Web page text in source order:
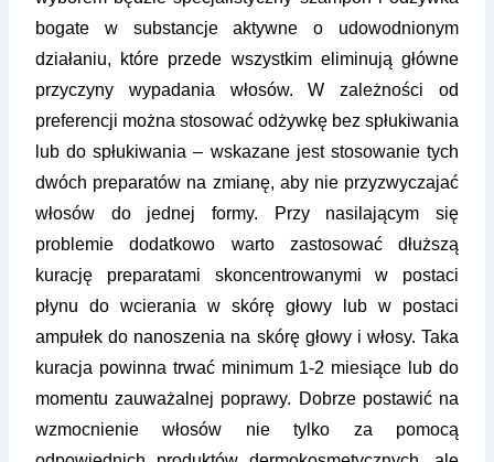
bogate w substancje aktywne o udowodnionym
działaniu, które przede wszystkim eliminują główne
przyczyny wypadania włosów. W zależności od
preferencji można stosować odżywkę bez spłukiwania
lub do spłukiwania – wskazane jest stosowanie tych
dwóch preparatów na zmianę, aby nie przyzwyczajać
włosów do jednej formy. Przy nasilającym się
problemie dodatkowo warto zastosować dłuższą
kurację preparatami skoncentrowanymi w postaci
płynu do wcierania w skórę głowy lub w postaci
ampułek do nanoszenia na skórę głowy i włosy. Taka
kuracja powinna trwać minimum 1-2 miesiące lub do
momentu zauważalnej poprawy. Dobrze postawić na
wzmocnienie włosów nie tylko za pomocą